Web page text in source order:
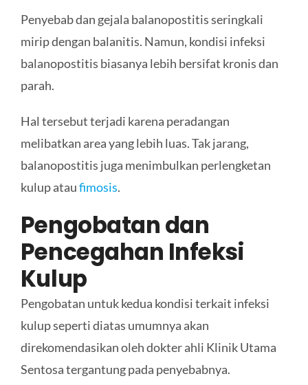
Penyebab dan gejala balanopostitis seringkali
mirip dengan balanitis. Namun, kondisi infeksi
balanopostitis biasanya lebih bersifat kronis dan
parah.
Hal tersebut terjadi karena peradangan
melibatkan area yang lebih luas. Tak jarang,
balanopostitis juga menimbulkan perlengketan
kulup ataufimosis.
Pengobatan dan
Pencegahan Infeksi
Kulup
Pengobatan untuk kedua kondisi terkait infeksi
kulup seperti diatas umumnya akan
direkomendasikan oleh dokter ahli Klinik Utama
Sentosa tergantung pada penyebabnya.